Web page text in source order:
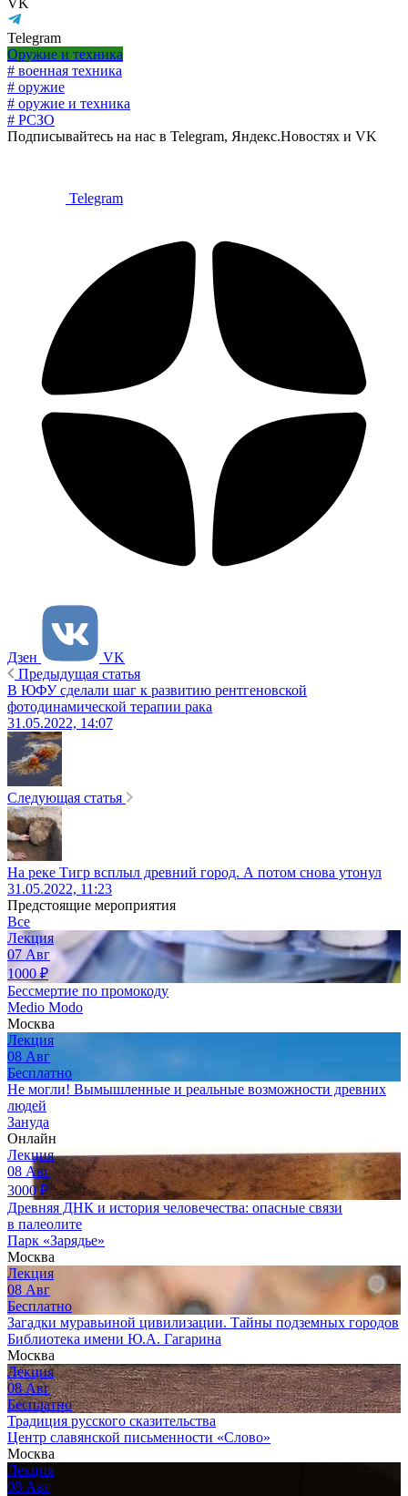
VK
Telegram
Оружие и техника
# военная техника
# оружие
# оружие и техника
# РСЗО
Подписывайтесь на нас в Telegram, Яндекс.Новостях и VK
Telegram
Дзен
VK
Предыдущая статья
В ЮФУ сделали шаг к развитию рентгеновской
фотодинамической терапии рака
31.05.2022, 14:07
Следующая статья
На реке Тигр всплыл древний город. А потом снова утонул
31.05.2022, 11:23
Предстоящие мероприятия
Все
Лекция
07 Авг
1000₽
Бессмертие по промокоду
Medio Modo
Москва
Лекция
08 Авг
Бесплатно
Не могли! Вымышленные и реальные возможности древних
людей
Зануда
Онлайн
Лекция
08 Авг
3000₽
Древняя ДНК и история человечества: опасные связи
в палеолите
Парк «Зарядье»
Москва
Лекция
08 Авг
Бесплатно
Загадки муравьиной цивилизации. Тайны подземных городов
Библиотека имени Ю.А. Гагарина
Москва
Лекция
08 Авг
Бесплатно
Традиция русского сказительства
Центр славянской письменности «Слово»
Москва
Лекция
08 Авг